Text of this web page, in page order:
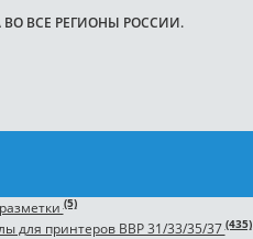
ВСЕ РЕГИОНЫ РОССИИ.
(5)
для принтеров BBP 31/33/35/37(435)